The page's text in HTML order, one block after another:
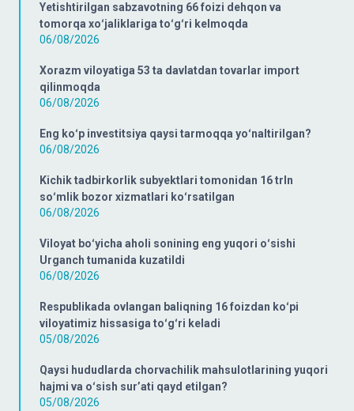
Yetishtirilgan sabzavotning 66 foizi dehqon va
tomorqa xoʻjaliklariga toʻgʻri kelmoqda
06/08/2026
Xorazm viloyatiga 53 ta davlatdan tovarlar import
qilinmoqda
06/08/2026
Eng koʻp investitsiya qaysi tarmoqqa yoʻnaltirilgan?
06/08/2026
Kichik tadbirkorlik subyektlari tomonidan 16 trln
soʻmlik bozor xizmatlari koʻrsatilgan
06/08/2026
Viloyat boʻyicha aholi sonining eng yuqori oʻsishi
Urganch tumanida kuzatildi
06/08/2026
Respublikada ovlangan baliqning 16 foizdan koʻpi
viloyatimiz hissasiga toʻgʻri keladi
05/08/2026
Qaysi hududlarda chorvachilik mahsulotlarining yuqori
hajmi va oʻsish surʼati qayd etilgan?
05/08/2026